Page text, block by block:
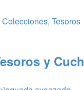
Tesoros
y